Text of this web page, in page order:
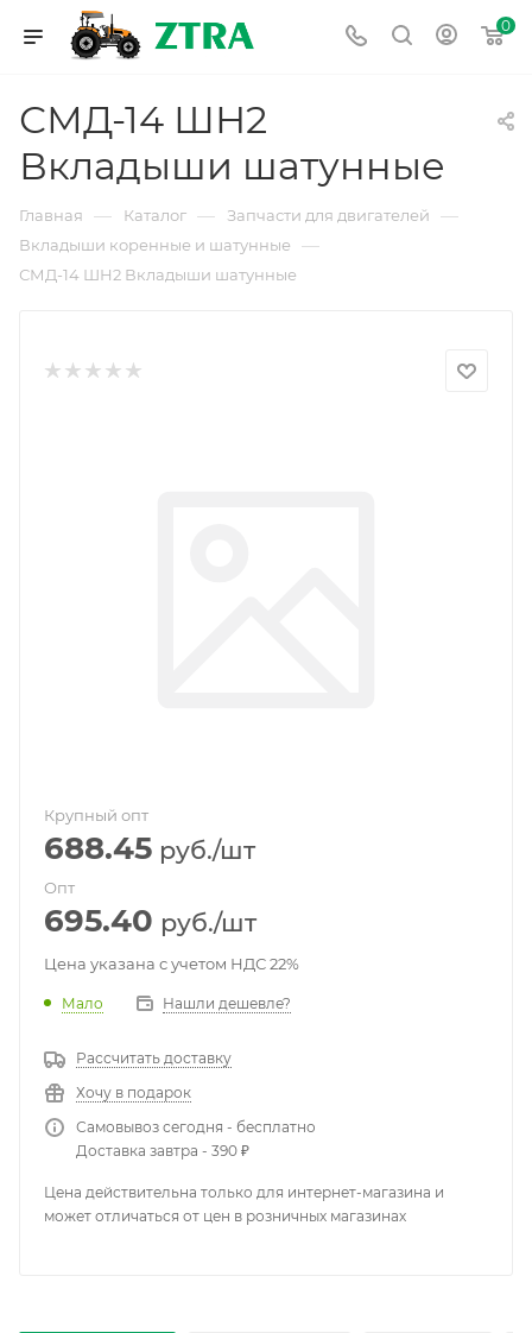
0
СМД-14 ШН2
Вкладыши шатунные
Главная — Каталог — Запчасти для двигателей —
Вкладыши коренные и шатунные —
СМД-14 ШН2 Вкладыши шатунные
Крупный опт
688.45 руб./шт
Опт
695.40 руб./шт
Цена указана с учетом НДС 22%
Мало Нашли дешевле?
Рассчитать доставку
Хочу в подарок
Самовывоз сегодня - бесплатно
Доставка завтра - 390 ₽
Цена действительна только для интернет-магазина и
может отличаться от цен в розничных магазинах